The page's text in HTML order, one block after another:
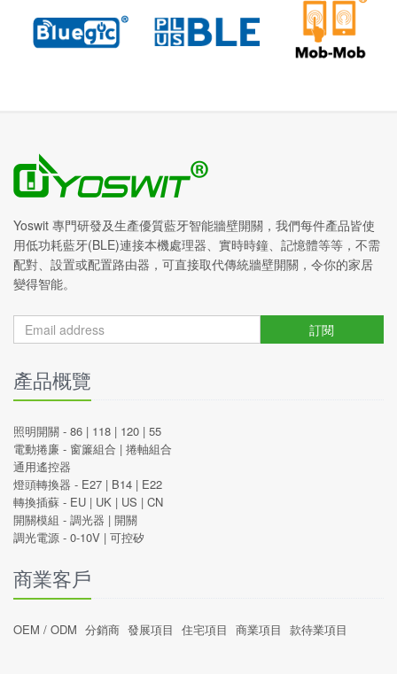
Yoswit 專門研發及生產優質藍牙智能牆壁開關，我們每件產品皆使
用低功耗藍牙(BLE)連接本機處理器、實時時鐘、記憶體等等，不需
配對、設置或配置路由器，可直接取代傳統牆壁開關，令你的家居
變得智能。
訂閱
產品概覽
照明開關 - 86 | 118 | 120 | 55
電動捲廉 - 窗簾組合 | 捲軸組合
通用遙控器
燈頭轉換器 - E27 | B14 | E22
轉換插蘇 - EU | UK | US | CN
開關模組 - 調光器 | 開關
調光電源 - 0-10V | 可控矽
商業客戶
OEM / ODM 分銷商 發展項目 住宅項目 商業項目 款待業項目